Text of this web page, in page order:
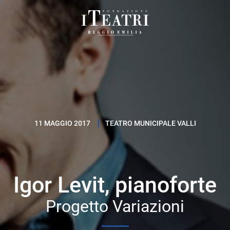
Fondazione
I
Teatri
Reggio
Emilia
11 MAGGIO 2017 TEATRO MUNICIPALE VALLI
Igor Levit, pianoforte
Progetto Variazioni